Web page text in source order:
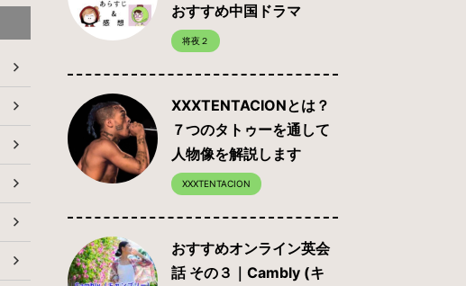
おすすめ中国ドラマ
将夜２
XXXTENTACIONとは？
７つのタトゥーを通して
人物像を解説します
XXXTENTACION
おすすめオンライン英会
話 その３｜Cambly (キ